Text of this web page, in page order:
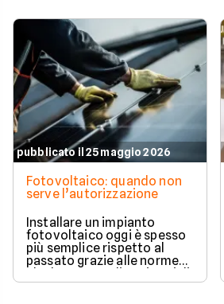
pubblicato il 25 maggio 2026
Fotovoltaico: quando non
serve l’autorizzazione
Installare un impianto
fotovoltaico oggi è spesso
più semplice rispetto al
passato grazie alle norme
che hanno ampliato i casi di
edilizia libera.